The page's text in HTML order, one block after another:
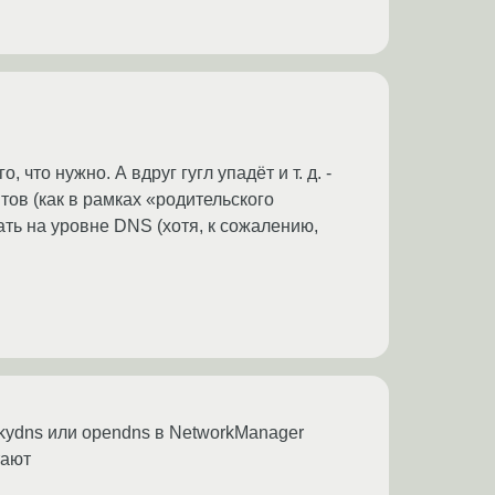
что нужно. А вдруг гугл упадёт и т. д. -
(как в рамках «родительского
на уровне DNS (хотя, к сожалению,
или opendns в NetworkManager